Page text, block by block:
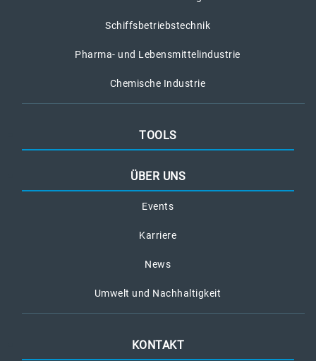
Schiffsbetriebstechnik
Pharma- und Lebensmittelindustrie
Chemische Industrie
TOOLS
ÜBER UNS
Events
Karriere
News
Umwelt und Nachhaltigkeit
KONTAKT